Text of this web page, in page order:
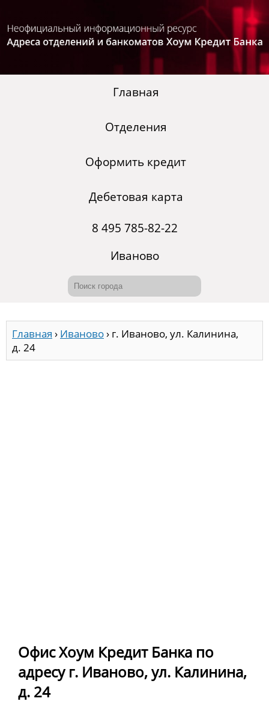
Главная
Отделения
Оформить кредит
Дебетовая карта
8 495 785-82-22
Иваново
Главная › Иваново› г. Иваново, ул. Калинина,
д. 24
Офис Хоум Кредит Банка по
адресу г. Иваново, ул. Калинина,
д. 24